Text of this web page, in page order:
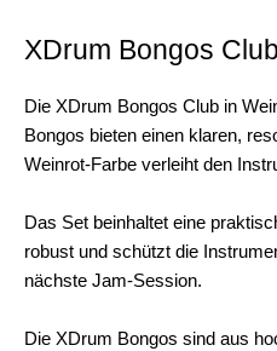
XDrum Bongos
Die XDrum Bongos Club in
Bongos bieten einen klaren,
Weinrot-Farbe verleiht den
Das Set beinhaltet eine
robust und schützt die
nächste Jam-Session.
Die XDrum Bongos sind aus